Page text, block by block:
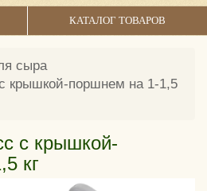
КАТАЛОГ ТОВАРОВ
сыра
крышкой-поршнем на 1-1,5
с крышкой-
кг